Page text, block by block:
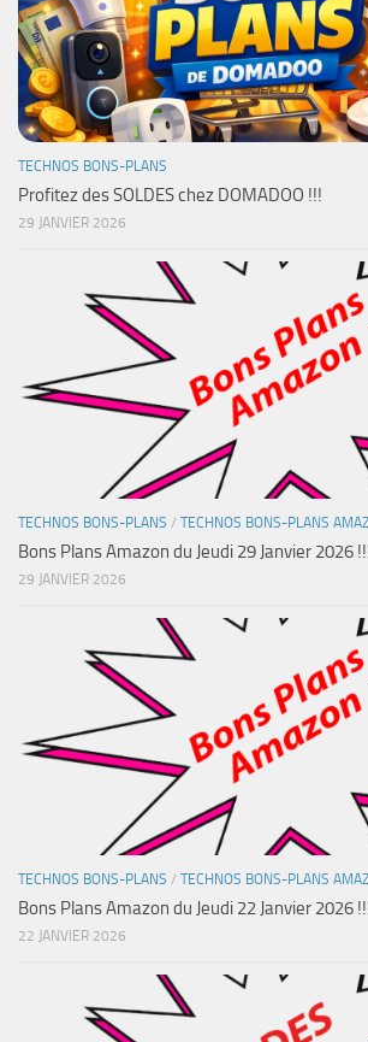
TECHNOS BONS-PLANS
Profitez des SOLDES chez DOMADOO !!!
29 JANVIER 2026
TECHNOS BONS-PLANS / TECHNOS BONS-PLANS
Bons Plans Amazon du Jeudi 29 Janvier 2026
29 JANVIER 2026
TECHNOS BONS-PLANS / TECHNOS BONS-PLANS
Bons Plans Amazon du Jeudi 22 Janvier 2026
22 JANVIER 2026